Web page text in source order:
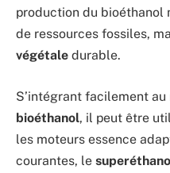
production du bioéthanol
de ressources fossiles,
végétale durable.
S’intégrant facilement au
bioéthanol, il peut être
les moteurs essence
courantes, le